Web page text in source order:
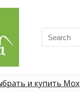
Search
for:
и купить Мох